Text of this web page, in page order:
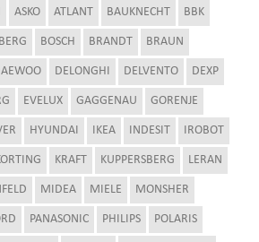
ASKO ATLANT BAUKNECHT BBK
BOSCH BRANDT BRAUN
DELONGHI DELVENTO DEXP
EVELUX GAGGENAU GORENJE
HYUNDAI IKEA INDESIT IROBOT
KRAFT KUPPERSBERG LERAN
MIDEA MIELE MONSHER
PANASONIC PHILIPS POLARIS